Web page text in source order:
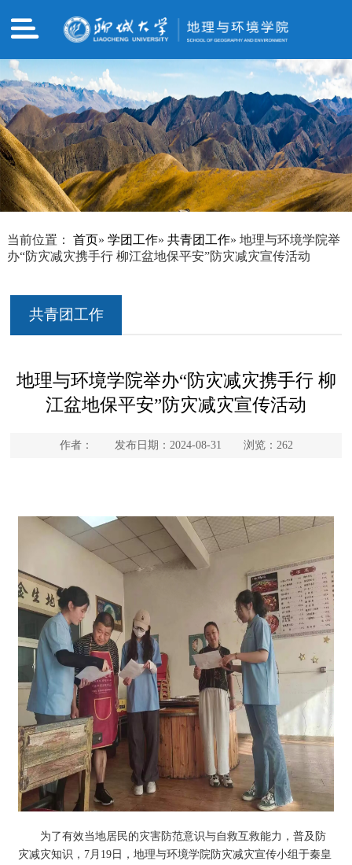
当前位置： 首页» 学团工作» 共青团工作» 地理与环境学院举
办“防灾减灾携手行 柳江盆地保平安”防灾减灾宣传活动
共青团工作
地理与环境学院举办“防灾减灾携手行 柳
江盆地保平安”防灾减灾宣传活动
作者： 发布日期：2024-08-31 浏览： 262
为了有效当地居民的灾害防范意识与自救互救能力，普及防
灾减灾知识，7月19日，地理与环境学院防灾减灾宣传小组于秦皇